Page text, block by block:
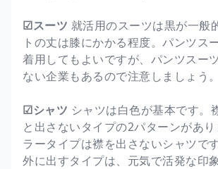
☑スーツ 就活用のスーツは黒が一般
トの丈は膝にかかる程度。パンツス
着用してもよいですが、パンツスー
ない企業もあるので注意しましょう。
☑シャツ シャツは白色が基本です。
と出さないタイプの2パターンがあ
ラータイプは襟を出さないシャツで
外に出すタイプは、元気で活発な印